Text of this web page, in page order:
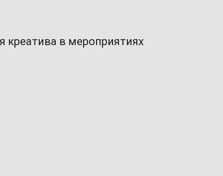
креатива в мероприятиях